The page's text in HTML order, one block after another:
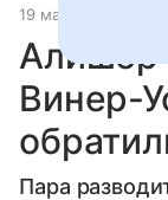
19 мая 2022
Алишер
Винер-
Пара